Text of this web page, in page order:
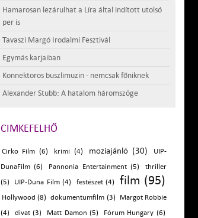
Hamarosan lezárulhat a Líra által indított utolsó
per is
Tavaszi Margó Irodalmi Fesztivál
Egymás karjaiban
Konnektoros buszlimuzin - nemcsak főniknek
Alexander Stubb: A hatalom háromszöge
CIMKEFELHŐ
Cirko Film (6) krimi (4) moziajánló (30)
UIP-
DunaFilm (6)
Pannonia Entertainment (5)
thriller
(5)
UIP-Duna Film (4) festészet (4) film (95)
Hollywood (8) dokumentumfilm (3)
Margot Robbie
(4)
divat (3) Matt Damon (5) Fórum Hungary (6)